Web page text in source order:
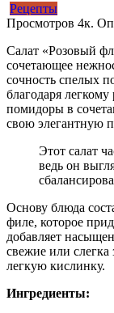
Рецепты
Просмотров 4к.
Салат «Розовый
сочетающее
сочность спелых
благодаря
помидоры в
свою элегантную
Этот салат
ведь он
Основу блюда
филе, которое
добавляет
свежие или
легкую кислинку.
Ингредиенты: